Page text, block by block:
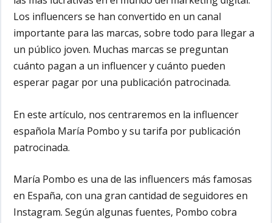
Los influencers se han convertido en un canal
importante para las marcas, sobre todo para llegar a
un público joven. Muchas marcas se preguntan
cuánto pagan a un influencer y cuánto pueden
esperar pagar por una publicación patrocinada.
En este artículo, nos centraremos en la influencer
española María Pombo y su tarifa por publicación
patrocinada.
María Pombo es una de las influencers más famosas
en España, con una gran cantidad de seguidores en
Instagram. Según algunas fuentes, Pombo cobra